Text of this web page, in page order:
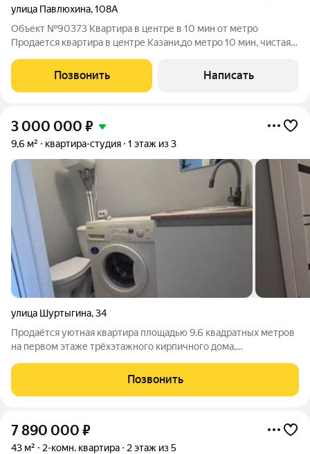
улица Павлюхина,108А
Объект №90373 Квартира в центре в 10 мин от метро
Продается квартира в центре Казани,до метро 10 мин, чистая,
благоустроенный двор,чистый подъезд.Дом после
кап.ремонта по гос .программе. Квартира
Позвонить Написать
3 000 000 ₽
9,6 м² квартира-студия 1 этаж из 3
улица Шуртыгина,34
Продаётся уютная квартира площадью 9.6 квадратных метров
на первом этаже трёхэтажного кирпичного дома,
34. Недавно был выполнен косметический ремонт, благодаря
чему квартира предстает в
Позвонить
7 890 000 ₽
43 м² 2-комн. квартира 2 этаж из 5